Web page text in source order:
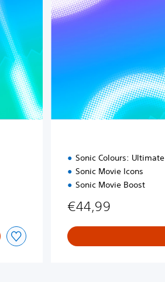
D
e
t
Sonic Colours: Ultimate
Sonic Movie Icons
Sonic Movie Boost
€44,99